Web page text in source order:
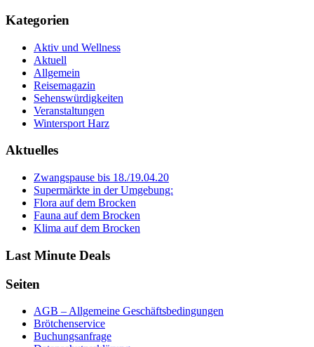
Kategorien
Aktiv und Wellness
Aktuell
Allgemein
Reisemagazin
Sehenswürdigkeiten
Veranstaltungen
Wintersport Harz
Aktuelles
Zwangspause bis 18./19.04.20
Supermärkte in der Umgebung:
Flora auf dem Brocken
Fauna auf dem Brocken
Klima auf dem Brocken
Last Minute Deals
Seiten
AGB – Allgemeine Geschäftsbedingungen
Brötchenservice
Buchungsanfrage